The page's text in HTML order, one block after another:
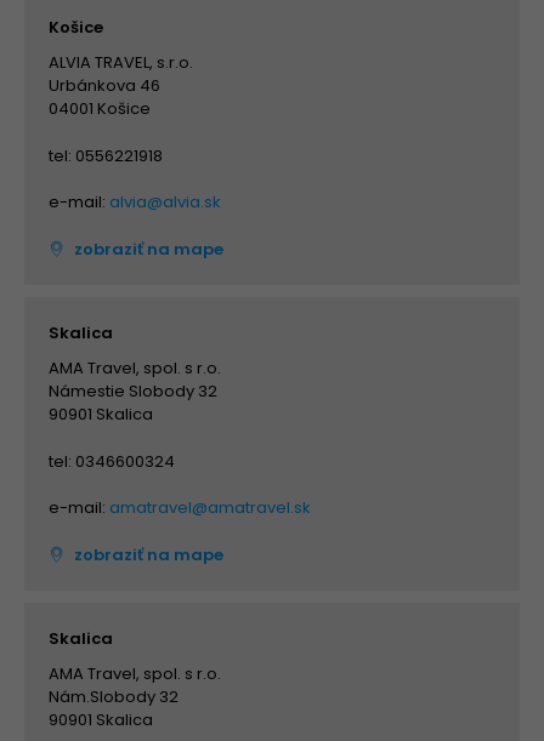
Košice
ALVIA TRAVEL, s.r.o.
Urbánkova 46
04001 Košice
tel: 0556221918
e-mail: alvia@alvia.sk
zobraziť na mape
Skalica
AMA Travel, spol. s r.o.
Námestie Slobody 32
90901 Skalica
tel: 0346600324
e-mail: amatravel@amatravel.sk
zobraziť na mape
Skalica
AMA Travel, spol. s r.o.
Nám.Slobody 32
90901 Skalica